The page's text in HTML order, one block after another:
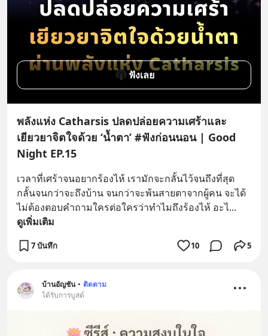
ฟังเลย
พลังแห่ง Catharsis ปลดปล่อยความเศร้าและ
เยียวยาจิตใจด้วย ‘น้ำตา’ #ฟังก่อนนอน | Good
Night EP.15
เวลาที่เศร้าจนอยากร้องไห้ เรามักจะกลั้นไว้จนถึงที่สุด
กลั้นจนกว่าจะถึงบ้าน จนกว่าจะพ้นสายตาจากผู้คน จะได้
ไม่ต้องตอบคำถามใครต่อใครว่าทำไมถึงร้องไห้ อะไ...
ดูเพิ่มเติม
7 บันทึก 10 5
บ้านอัญชัน • ติดตาม
ได้รับการบูสต์